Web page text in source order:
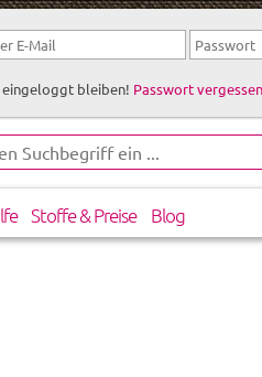
bleiben! Passwort
Stoffe & Preise Blog